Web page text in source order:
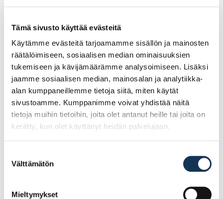
Tämä sivusto käyttää evästeitä
Käytämme evästeitä tarjoamamme sisällön ja mainosten
räätälöimiseen, sosiaalisen median ominaisuuksien
tukemiseen ja kävijämäärämme analysoimiseen. Lisäksi
jaamme sosiaalisen median, mainosalan ja analytiikka-
alan kumppaneillemme tietoja siitä, miten käytät
sivustoamme. Kumppanimme voivat yhdistää näitä
tietoja muihin tietoihin, joita olet antanut heille tai joita on
kerätty, kun olet käyttänyt heidän palvelujaan.
valinta
Välttämätön
Mieltymykset
Lyöntimutteri M8
sinkitty